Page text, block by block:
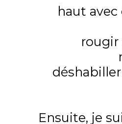
haut avec
rougir
déshabiller
Ensuite, je